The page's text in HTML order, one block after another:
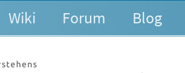
Wiki Forum Blog